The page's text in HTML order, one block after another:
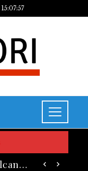
15:07:58
Las 10 empresas que alcanzaron los valores bursátiles más altos en su auge histórico